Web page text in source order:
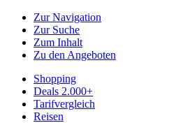
Zur Navigation
Zur Suche
Zum Inhalt
Zu den Angeboten
Shopping
Deals 2.000+
Tarifvergleich
Reisen